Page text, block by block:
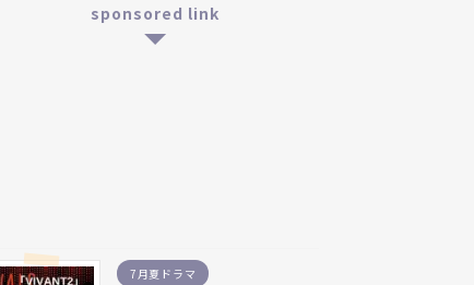
sponsored link
7月夏ドラマ